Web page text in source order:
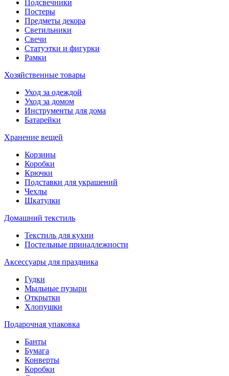
Подсвечники
Постеры
Предметы декора
Светильники
Свечи
Статуэтки и фигурки
Рамки
Хозяйственные товары
Уход за одеждой
Уход за домом
Инструменты для дома
Батарейки
Хранение вещей
Корзины
Коробки
Крючки
Подставки для украшений
Чехлы
Шкатулки
Домашний текстиль
Текстиль для кухни
Постельные принадлежности
Аксессуары для праздника
Гудки
Мыльные пузыри
Открытки
Хлопушки
Подарочная упаковка
Банты
Бумага
Конверты
Коробки